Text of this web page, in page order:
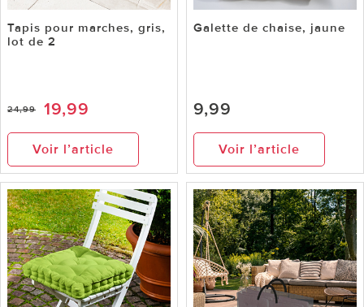
Tapis pour marches, gris,
lot de 2
24,99 19,99
Voir l’article
Galette de chaise, jaune
9,99
Voir l’article